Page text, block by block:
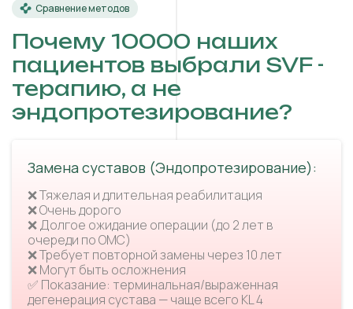
Сравнение методов
Почему 10000 наших
пациентов выбрали SVF -
терапию, а не
эндопротезирование?
Замена суставов (Эндопротезирование):
❌ Тяжелая и длительная реабилитация
❌ Очень дорого
❌ Долгое ожидание операции (до 2 лет в
очереди по ОМС)
❌ Требует повторной замены через 10 лет
❌ Могут быть осложнения
✅ Показание: терминальная/выраженная
дегенерация сустава — чаще всего KL 4